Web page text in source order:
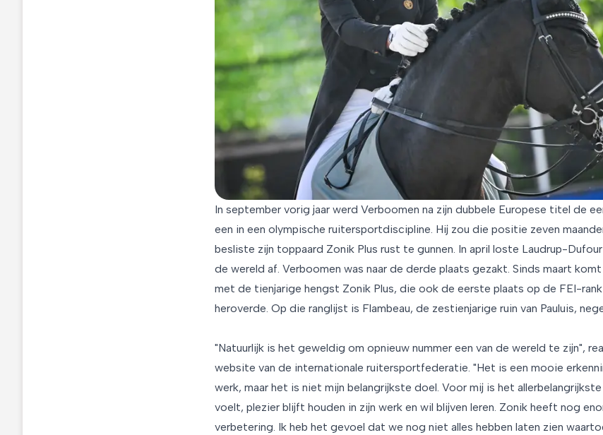
In september vorig jaar werd Verboomen na zijn dubbele Europese titel de
een in een olympische ruitersportdiscipline. Hij zou die positie zeven
besliste zijn toppaard Zonik Plus rust te gunnen. In april loste Laudrup-Dufour
de wereld af. Verboomen was naar de derde plaats gezakt. Sinds maart
met de tienjarige hengst Zonik Plus, die ook de eerste plaats op de FEI-
heroverde. Op die ranglijst is Flambeau, de zestienjarige ruin van Pauluis,
"Natuurlijk is het geweldig om opnieuw nummer een van de wereld te zijn",
website van de internationale ruitersportfederatie. "Het is een mooie
werk, maar het is niet mijn belangrijkste doel. Voor mij is het
voelt, plezier blijft houden in zijn werk en wil blijven leren. Zonik heeft nog
verbetering. Ik heb het gevoel dat we nog niet alles hebben laten zien